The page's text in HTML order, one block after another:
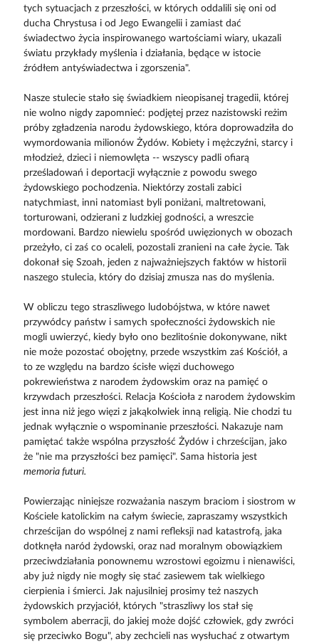
tych sytuacjach z przeszłości, w których oddalili się oni od
ducha Chrystusa i od Jego Ewangelii i zamiast dać
świadectwo życia inspirowanego wartościami wiary, ukazali
światu przykłady myślenia i działania, będące w istocie
źródłem antyświadectwa i zgorszenia".
Nasze stulecie stało się świadkiem nieopisanej tragedii, której
nie wolno nigdy zapomnieć: podjętej przez nazistowski reżim
próby zgładzenia narodu żydowskiego, która doprowadziła do
wymordowania milionów Żydów. Kobiety i mężczyźni, starcy i
młodzież, dzieci i niemowlęta -- wszyscy padli ofiarą
prześladowań i deportacji wyłącznie z powodu swego
żydowskiego pochodzenia. Niektórzy zostali zabici
natychmiast, inni natomiast byli poniżani, maltretowani,
torturowani, odzierani z ludzkiej godności, a wreszcie
mordowani. Bardzo niewielu spośród uwięzionych w obozach
przeżyło, ci zaś co ocaleli, pozostali zranieni na całe życie. Tak
dokonał się Szoah, jeden z najważniejszych faktów w historii
naszego stulecia, który do dzisiaj zmusza nas do myślenia.
W obliczu tego straszliwego ludobójstwa, w które nawet
przywódcy państw i samych społeczności żydowskich nie
mogli uwierzyć, kiedy było ono bezlitośnie dokonywane, nikt
nie może pozostać obojętny, przede wszystkim zaś Kościół, a
to ze względu na bardzo ścisłe więzi duchowego
pokrewieństwa z narodem żydowskim oraz na pamięć o
krzywdach przeszłości. Relacja Kościoła z narodem żydowskim
jest inna niż jego więzi z jakąkolwiek inną religią. Nie chodzi tu
jednak wyłącznie o wspominanie przeszłości. Nakazuje nam
pamiętać także wspólna przyszłość Żydów i chrześcijan, jako
że "nie ma przyszłości bez pamięci". Sama historia jest
memoria futuri.
Powierzając niniejsze rozważania naszym braciom i siostrom w
Kościele katolickim na całym świecie, zapraszamy wszystkich
chrześcijan do wspólnej z nami refleksji nad katastrofą, jaka
dotknęła naród żydowski, oraz nad moralnym obowiązkiem
przeciwdziałania ponownemu wzrostowi egoizmu i nienawiści,
aby już nigdy nie mogły się stać zasiewem tak wielkiego
cierpienia i śmierci. Jak najusilniej prosimy też naszych
żydowskich przyjaciół, których "straszliwy los stał się
symbolem aberracji, do jakiej może dojść człowiek, gdy zwróci
się przeciwko Bogu", aby zechcieli nas wysłuchać z otwartym